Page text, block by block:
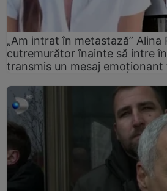
„Am intrat în metastază” Alina
cutremurător înainte să intre
transmis un mesaj emoționant